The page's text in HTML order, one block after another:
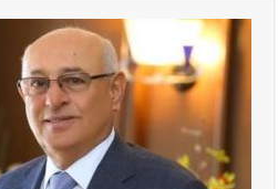
أخبار لبنان خلفيات توقيف السفير
تداخل السياسة بالقضاء ولبنان قد
أخبار لبنان
حراك ديبلوماسي